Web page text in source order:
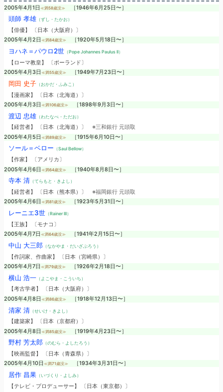
2005年4月1日 ≪満58歳没≫ ［1946年6月25日〜］
頭師 孝雄（ずし・たかお）
【俳優】 〔日本（大阪府）〕
2005年4月2日 ≪満84歳没≫ ［1920年5月18日〜］
ヨハネ＝パウロ2世（Pope Johannes Paulus II）
【ローマ教皇】 〔ポーランド〕
2005年4月3日 ≪満55歳没≫ ［1949年7月23日〜］
岡田 史子（おかだ・ふみこ）
【漫画家】 〔日本（北海道）〕
2005年4月3日 ≪満106歳没≫ ［1898年9月3日〜］
渡辺 忠雄（わたなべ・ただお）
【経営者】 〔日本（北海道）〕 ※三和銀行 元頭取
2005年4月5日 ≪満89歳没≫ ［1915年6月10日〜］
ソール＝ベロー （Saul Bellow）
【作家】 〔アメリカ〕
2005年4月6日 ≪満64歳没≫ ［1940年8月8日〜］
寺本 清（てらもと・きよし）
【経営者】 〔日本（熊本県）〕 ※福岡銀行 元頭取
2005年4月6日 ≪満81歳没≫ ［1923年5月31日〜］
レーニエ3世（Rainer III）
【王族】 〔モナコ〕
2005年4月7日 ≪満64歳没≫ ［1941年2月15日〜］
中山 大三郎（なかやま・だいざぶろう）
【作詞家、作曲家】 〔日本（宮崎県）〕
2005年4月7日 ≪満79歳没≫ ［1926年2月18日〜］
横山 浩一（よこやま・こういち）
【考古学者】 〔日本（大阪府）〕
2005年4月8日 ≪満86歳没≫ ［1918年12月13日〜］
清家 清（せいけ・きよし）
【建築家】 〔日本（京都府）〕
2005年4月8日 ≪満85歳没≫ ［1919年4月23日〜］
野村 芳太郎（のむら・よしたろう）
【映画監督】 〔日本（青森県）〕
2005年4月10日 ≪満71歳没≫ ［1934年3月31日〜］
居作 昌果（いづくり・よしみ）
【テレビ・プロデューサー】 〔日本（東京都）〕